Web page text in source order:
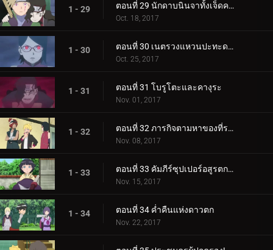
1 - 29 ตอนที่ 29 นักดาบนินจาทั้งเจ็ดคนใหม่!
Oct. 18, 2017
1 - 30 ตอนที่ 30 เนตรวงแหวนปะทะดาบสายฟ้า เขี้ยวคิบะ!
Oct. 25, 2017
1 - 31 ตอนที่ 31 โบรูโตะและคางุระ
Nov. 01, 2017
1 - 32 ตอนที่ 32 ภารกิจตามหาของที่ระลึก
Nov. 08, 2017
1 - 33 ตอนที่ 33 คัมภีร์ซุปเปอร์อสูรตกต่ำ!
Nov. 15, 2017
1 - 34 ตอนที่ 34 ค่ำคืนแห่งดาวตก
Nov. 22, 2017